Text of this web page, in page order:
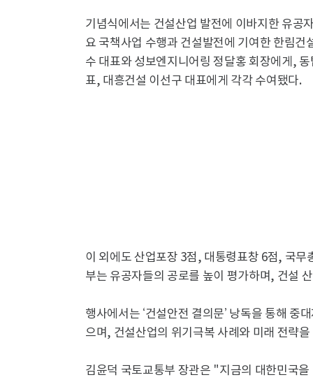
기념식에서는 건설산업 발전에 이바지한 유공
요 국책사업 수행과 건설발전에 기여한 한림
수 대표와 성보엔지니어링 정달홍 회장에게,
표, 대흥건설 이선구 대표에게 각각 수여됐다.
이 외에도 산업포장 3점, 대통령표창 6점, 국
부는 유공자들의 공로를 높이 평가하며, 건설
행사에서는 ‘건설안전 결의문’ 낭독을 통해 중
으며, 건설산업의 위기극복 사례와 미래 전략
김윤덕 국토교통부 장관은 "지금의 대한민국